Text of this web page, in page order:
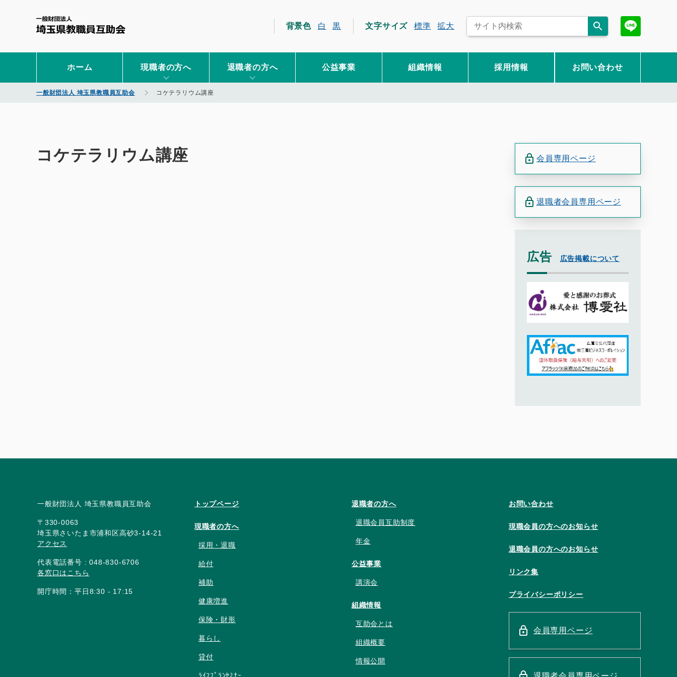
文字サイズ 標準 拡大
背景色 白 黒
ホーム 現職者の方へ 退職者の方へ 公益事業 組織情報 採用情報 お問い合わせ
一般財団法人 埼玉県教職員互助会 コケテラリウム講座
コケテラリウム講座 会員専用ページ
退職者会員専用ページ
広告 広告掲載について
一般財団法人 埼玉県教職員互助会
〒330-0063
埼玉県さいたま市浦和区高砂3-14-21
アクセス
代表電話番号 : 048-830-6706
各窓口はこちら
開庁時間：平日8:30 - 17:15
トップページ
現職者の方へ
採用・退職
給付
補助
健康増進
保険・財形
暮らし
貸付
ﾗｲﾌﾌﾟﾗﾝｾﾐﾅｰ
退職者の方へ
退職会員互助制度
年金
公益事業
講演会
組織情報
互助会とは
組織概要
情報公開
お問い合わせ
現職会員の方へのお知らせ
退職会員の方へのお知らせ
リンク集
プライバシーポリシー
会員専用ページ